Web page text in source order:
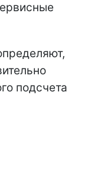
подсчета